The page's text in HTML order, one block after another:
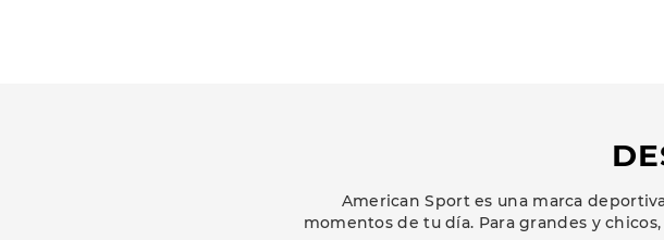
American Sport es una marca
momentos de tu día. Para grandes y